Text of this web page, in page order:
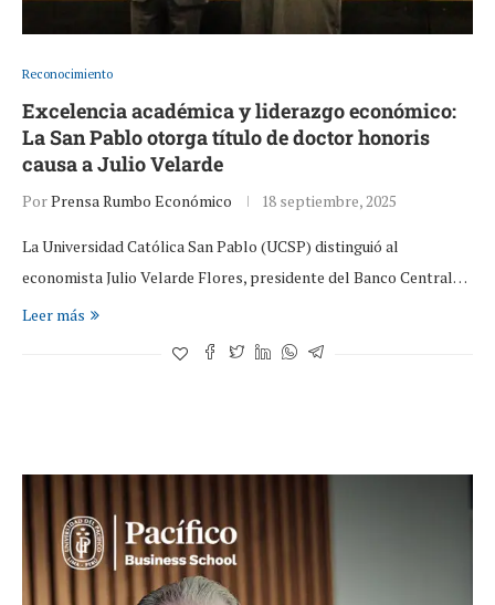
Reconocimiento
Excelencia académica y liderazgo económico:
La San Pablo otorga título de doctor honoris
causa a Julio Velarde
PorPrensa Rumbo Económico 18 septiembre, 2025
La Universidad Católica San Pablo (UCSP) distinguió al
economista Julio Velarde Flores, presidente del Banco Central…
Leer más